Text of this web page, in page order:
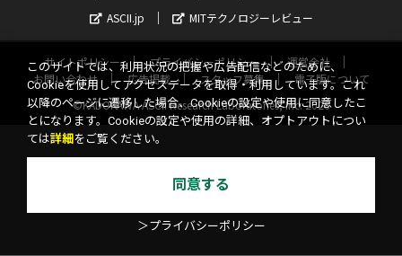
ASCII.jp
MITテクノロジーレビュー
サイトポリシー プライバシーポリシー
運営会社
お問い合わせ
広告掲載 スタッフ募集
電子版について
©KADOKAWA ASCII Research Laboratories, Inc. 2026
このサイトでは、利用状況の把握や広告配信などのために、
Cookieを使用してアクセスデータを取得・利用しています。これ
以降のページに遷移した場合、Cookieの設定や使用に同意したこ
とになります。Cookieの設定や使用の詳細、オプトアウトについ
ては詳細 をご覧ください。
同意する
＞プライバシーポリシー